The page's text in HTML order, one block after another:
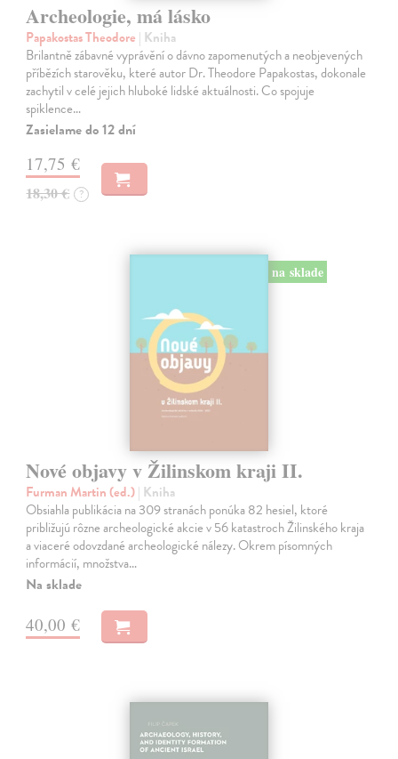
Archeologie, má lásko
Papakostas Theodore | Kniha
Brilantně zábavné vyprávění o dávno zapomenutých a neobjevených
příbězích starověku, které autor Dr. Theodore Papakostas, dokonale
zachytil v celé jejich hluboké lidské aktuálnosti. Co spojuje
spiklence…
Zasielame do 12 dní
17,75 €
18,30 € ?
na sklade
Nové objavy v Žilinskom kraji II.
Furman Martin (ed.)| Kniha
Obsiahla publikácia na 309 stranách ponúka 82 hesiel, ktoré
približujú rôzne archeologické akcie v 56 katastroch Žilinského kraja
a viaceré odovzdané archeologické nálezy. Okrem písomných
informácií, množstva…
Na sklade
40,00 €